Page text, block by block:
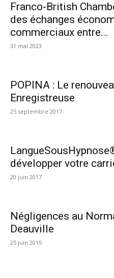
Franco-British
des échanges
commerciaux entre...
31 mai 2023
POPINA : Le
Enregistreuse
25 septembre 2017
développer votre
20 juin 2017
Négligences au
Deauville
25 juin 2015